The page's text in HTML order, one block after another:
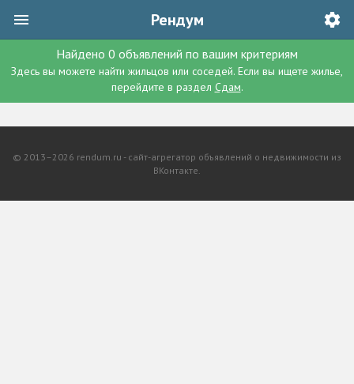
Рендум
Найдено 0 объявлений по вашим критериям
Здесь вы можете найти жильцов или соседей. Если вы ищете жилье,
перейдите в раздел Сдам.
© 2013–2026 rendum.ru - сайт-агрегатор объявлений о недвижимости из
ВКонтакте.